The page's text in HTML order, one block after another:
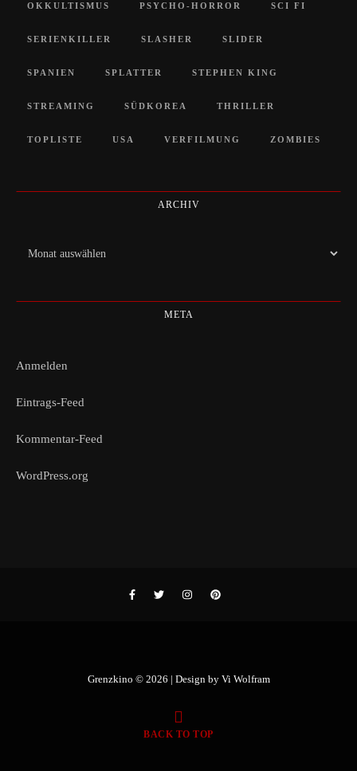
OKKULTISMUS PSYCHO-HORROR SCI FI
SERIENKILLER SLASHER SLIDER
SPANIEN SPLATTER STEPHEN KING
STREAMING SÜDKOREA THRILLER
TOPLISTE USA VERFILMUNG ZOMBIES
ARCHIV
Archiv
META
Anmelden
Eintrags-Feed
Kommentar-Feed
WordPress.org
Grenzkino © 2026 | Design by Vi Wolfram
BACK TO TOP